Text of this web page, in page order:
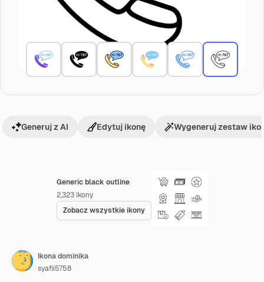
Generic black outline
2,323 Ikony
Zobacz wszystkie ikony
Generuj z AI Edytuj ikonę Wygeneruj zestaw
Ikona dominika
syafii5758